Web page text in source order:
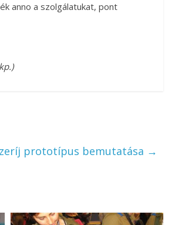
anno a szolgálatukat, pont
prototípus bemutatása →